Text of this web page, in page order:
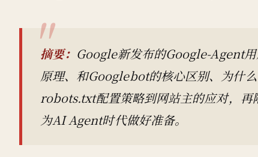
摘要： Google新发布的Google-Agent
原理、和Googlebot的核心区别、为什
robots.txt配置策略到网站主的应对，
为AI Agent时代做好准备。